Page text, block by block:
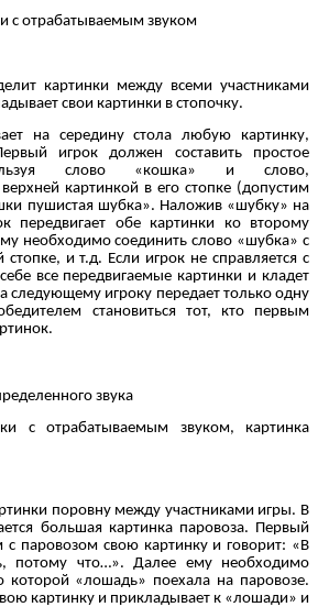
с отрабатываемым звуком
картинки между всеми участниками
свои картинки в стопочку.
на середину стола любую картинку,
игрок должен составить простое
слово «кошка» и слово,
картинкой в его стопке (допустим
пушистая шубка». Наложив «шубку» на
передвигает обе картинки ко второму
необходимо соединить слово «шубка» с
и т.д. Если игрок не справляется с
все передвигаемые картинки и кладет
следующему игроку передает только одну
становиться тот, кто первым
звука
с отрабатываемым звуком, картинка
поровну между участниками игры. В
большая картинка паровоза. Первый
с паровозом свою картинку и говорит: «В
потому что…». Далее ему необходимо
которой «лошадь» поехала на паровозе.
картинку и прикладывает к «лошади» и